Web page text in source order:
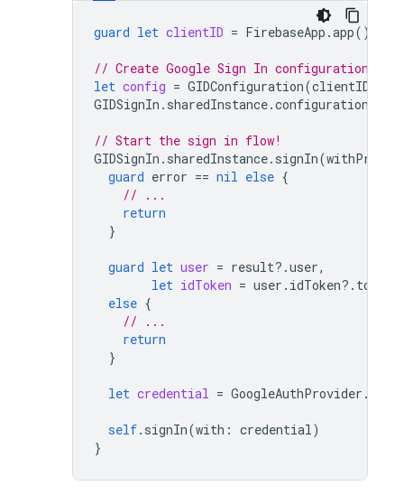
guard let clientID = FirebaseApp .app()?.
// Create Google Sign In configuration
let config = GIDConfiguration(clientID
GIDSignIn . sharedInstance.configuration
// Start the sign in flow!
GIDSignIn . sharedInstance. signIn(
guard error == nil else {
// ...
return
}
guard let user = result?.user,
let idToken = user . idToken?.
else {
// ...
return
}
let credential = GoogleAuthProvider .
self. signIn(with : credential )
}